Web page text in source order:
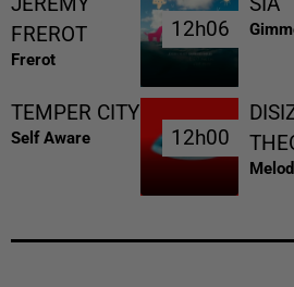
FREROT
Frerot
12h06
12h06
TEMPER CITY
Self Aware 12h00
12h00